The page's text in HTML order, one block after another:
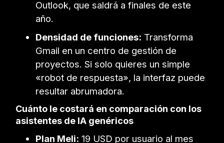
Outlook, que saldrá a finales de este
año.
Densidad de funciones: Transforma
Gmail en un centro de gestión de
proyectos. Si solo quieres un simple
«robot de respuesta», la interfaz puede
resultar abrumadora.
Cuánto le costará en comparación con los
asistentes de IA genéricos
Plan Meli: 19 USD por usuario al mes